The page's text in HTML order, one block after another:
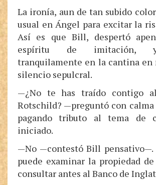
La ironía, aun de tan subido
usual en Ángel para excitar la
Así es que Bill, despertó
espíritu de imitación,
tranquilamente en la cantina en
silencio sepulcral.
—¿No te has traído contigo
Rotschild? —preguntó con
pagando tributo al tema de
iniciado.
—No —contestó Bill pensativo—.
puede examinar la propiedad
consultar antes al Banco de